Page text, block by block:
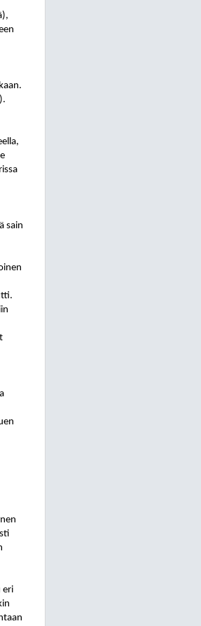
sain
eri